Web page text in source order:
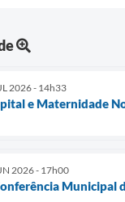
2026 - 14h33
e Maternidade
2026 - 17h00
Municipal